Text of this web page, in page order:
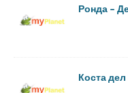
Ронда –
Коста